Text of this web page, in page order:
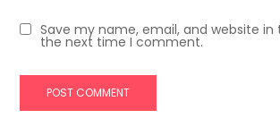
Save my name, email, and website in
the next time I comment.